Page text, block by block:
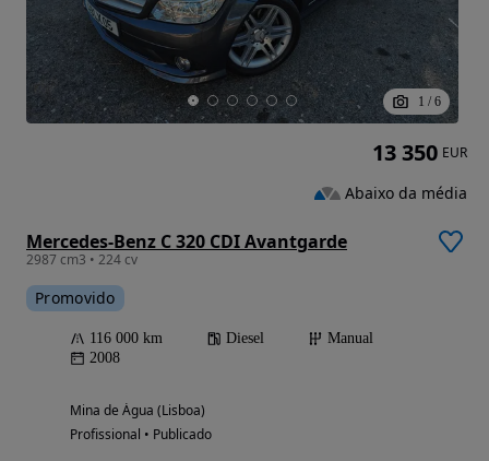
1 / 6
Mercedes-Benz C 320 CDI Avantgarde
2987 cm3 • 224 cv
Promovido
116 000 km Diesel
Manual
2008
Mina de Água (Lisboa)
Profissional • Publicado
13 350 EUR
Abaixo da média